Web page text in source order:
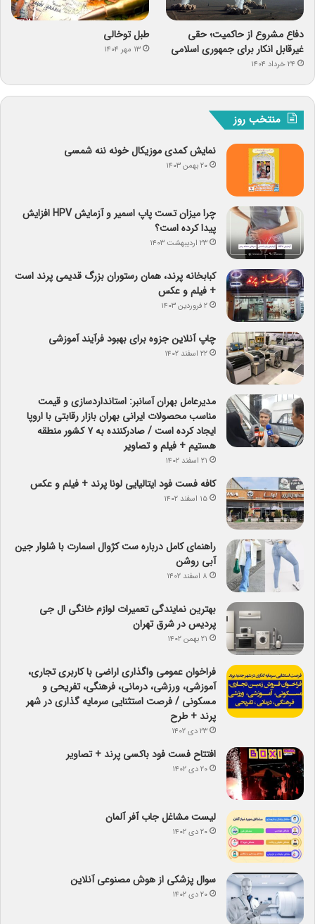
دفاع مشروع از حاکمیت؛ حقی
غیرقابل انکار برای جمهوری اسلامی
۲۴ خرداد ۱۴۰۴
طبل توخالی
۱۳ مهر ۱۴۰۴
منتخب روز
نمایش کمدی موزیکال خونه ننه شمسی
۲۰ بهمن ۱۴۰۳
چرا میزان تست پاپ اسمیر و آزمایش HPV افزایش
پیدا کرده است؟
۲۳ اردیبهشت ۱۴۰۳
کبابخانه پرند، همان رستوران بزرگ قدیمی پرند است
+ فیلم و عکس
۲ فروردین ۱۴۰۳
چاپ آنلاین جزوه برای بهبود فرآیند آموزشی
۲۲ اسفند ۱۴۰۲
مدیرعامل بهران آسانبر: استانداردسازی و قیمت
مناسب محصولات ایرانی بهران بازار رقابتی با اروپا
ایجاد کرده است / صادرکننده به ۷ کشور منطقه
هستیم + فیلم و تصاویر
۲۱ اسفند ۱۴۰۲
کافه فست فود ایتالیایی لونا پرند + فیلم و عکس
۱۵ اسفند ۱۴۰۲
راهنمای کامل درباره ست کژوال اسمارت با شلوار جین
آبی روشن
۸ اسفند ۱۴۰۲
بهترین نمایندگی تعمیرات لوازم خانگی ال جی
پردیس در شرق تهران
۲۱ بهمن ۱۴۰۲
فراخوان عمومی واگذاری اراضی با کاربری تجاری،
آموزشی، ورزشی، درمانی، فرهنگی، تفریحی و
مسکونی / فرصت استثنایی سرمایه گذاری در شهر
پرند + طرح
۲۳ دی ۱۴۰۲
افتتاح فست فود باکسی پرند + تصاویر
۲۰ دی ۱۴۰۲
لیست مشاغل جاب آفر آلمان
۲۰ دی ۱۴۰۲
سوال پزشکی از هوش مصنوعی آنلاین
۲۰ دی ۱۴۰۲